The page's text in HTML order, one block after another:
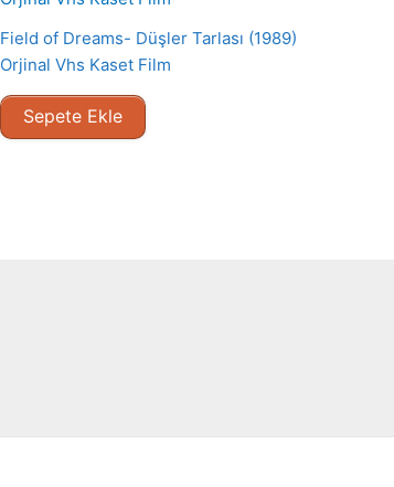
Field of Dreams- Düşler Tarlası (1989)
Orjinal Vhs Kaset Film
Sepete Ekle